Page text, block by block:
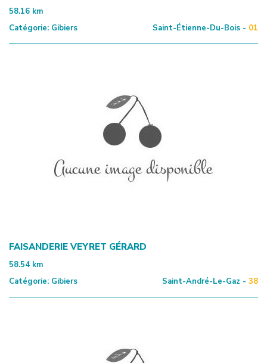
58.16 km
Catégorie: Gibiers Saint-Étienne-Du-Bois - 01
FAISANDERIE VEYRET GÉRARD
58.54 km
Catégorie: Gibiers Saint-André-Le-Gaz - 38